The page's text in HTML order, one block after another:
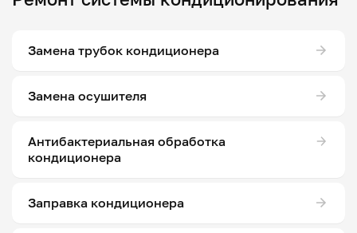
Замена трубок кондиционера
Замена осушителя
Антибактериальная обработка
кондиционера
Заправка кондиционера